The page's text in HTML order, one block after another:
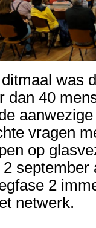
was
dan 40
vragen
op
september
2
netwerk.